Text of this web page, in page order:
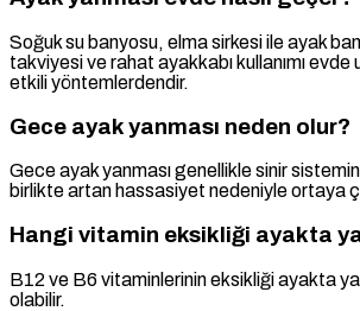
Soğuk su banyosu, elma sirkesi ile ayak
takviyesi ve rahat ayakkabı kullanımı
etkili yöntemlerdendir.
Gece ayak yanması neden olur?
Gece ayak yanması genellikle sinir
birlikte artan hassasiyet nedeniyle ortaya
Hangi vitamin eksikliği ayakta
B12 ve B6 vitaminlerinin eksikliği ayakta
olabilir.